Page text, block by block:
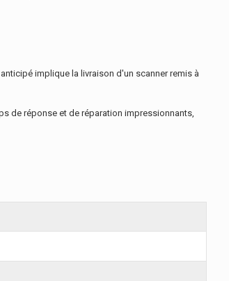
implique la livraison d'un scanner remis à
de réponse et de réparation impressionnants,